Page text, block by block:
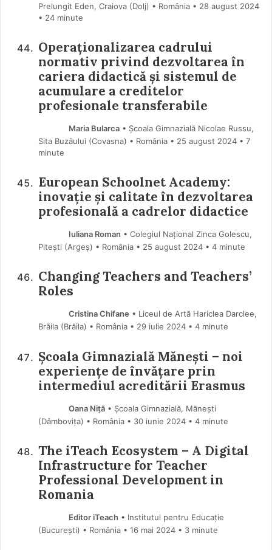
Prelungit Eden, Craiova (Dolj) • România
28 august 2024
• 24 minute
Operaționalizarea cadrului
normativ privind dezvoltarea în
cariera didactică și sistemul de
acumulare a creditelor
profesionale transferabile
Maria Bularca• Școala Gimnazială Nicolae Russu,
Sita Buzăului (Covasna) • România
25 august 2024 • 7
minute
European Schoolnet Academy:
inovație și calitate în dezvoltarea
profesională a cadrelor didactice
Iuliana Roman • Colegiul Național Zinca Golescu,
Pitești (Argeş) • România
25 august 2024 • 4 minute
Changing Teachers and Teachers’
Roles
Cristina Chifane • Liceul de Artă Hariclea Darclee,
Brăila (Brăila) • România
29 iulie 2024 • 4 minute
Școala Gimnazială Mănești – noi
experiențe de învățare prin
intermediul acreditării Erasmus
Oana Niţă• Școala Gimnazială, Mănești
(Dâmboviţa) • România
30 iunie 2024 • 4 minute
The iTeach Ecosystem – A Digital
Infrastructure for Teacher
Professional Development in
Romania
Editor iTeach • Institutul pentru Educație
(Bucureşti) • România
16 mai 2024 • 3 minute